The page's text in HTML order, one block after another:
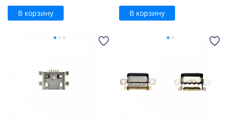
В корзину В корзину